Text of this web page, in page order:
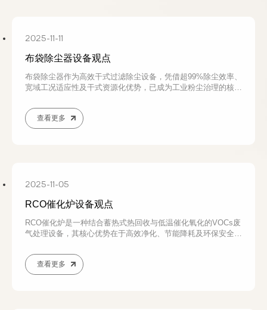
2025-11-11
布袋除尘器设备观点
布袋除尘器作为高效干式过滤除尘设备，凭借超99%除尘效率、
宽域工况适应性及干式资源化优势，已成为工业粉尘治理的核心
查看更多
2025-11-05
RCO催化炉设备观点
RCO催化炉是一种结合蓄热式热回收与低温催化氧化的VOCs废
气处理设备，其核心优势在于高效净化、节能降耗及环保安全，
查看更多